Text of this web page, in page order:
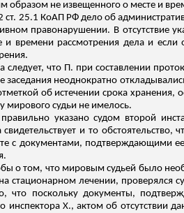
образом не извещенного о месте и
2 ст. 25.1 КоАП РФ дело об
правонарушении. В отсутствие
времени рассмотрения дела и если
следует, что П. при составлении
заседания неоднократно
об истечении срока
мирового судьи не имелось.
указано судом второй
и то обстоятельство,
с документами, подтверждающими
о том, что мировым судьей было
стационарном лечении, проверялся
что поскольку документы,
инспектора Х., актом об отсутствии